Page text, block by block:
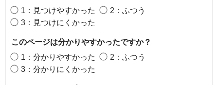
1：見つけやすかった
2：ふつう
3：見つけにくかった
このページは分かりやすかったですか？
1：分かりやすかった
2：ふつう
3：分かりにくかった